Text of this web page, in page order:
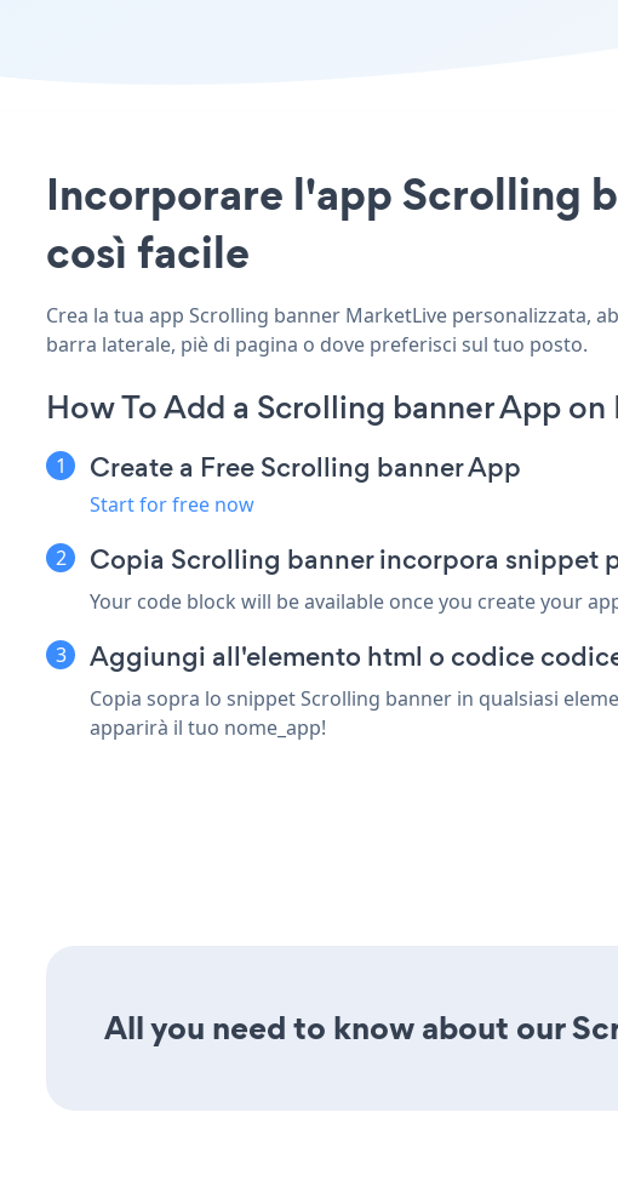
Incorporare l'app Scrolling
così facile
Crea la tua app Scrolling banner MarketLive personalizzata,
barra laterale, piè di pagina o dove preferisci sul tuo posto.
How To Add a Scrolling banner App
Create a Free Scrolling banner App
Start for free now
Copia Scrolling banner incorpora snippet
Your code block will be available once you create your
Aggiungi all'elemento html o codice
Copia sopra lo snippet Scrolling banner in qualsiasi
apparirà il tuo nome_app!
All you need to know about our